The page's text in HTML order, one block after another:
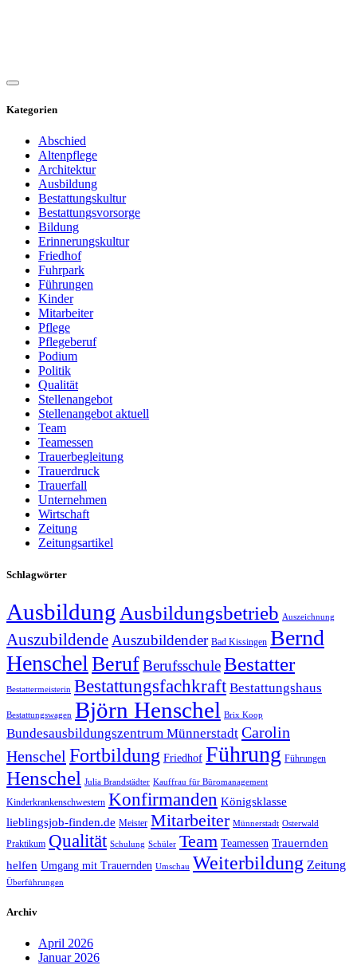
Kategorien
Abschied
Altenpflege
Architektur
Ausbildung
Bestattungskultur
Bestattungsvorsorge
Bildung
Erinnerungskultur
Friedhof
Fuhrpark
Führungen
Kinder
Mitarbeiter
Pflege
Pflegeberuf
Podium
Politik
Qualität
Stellenangebot
Stellenangebot aktuell
Team
Teamessen
Trauerbegleitung
Trauerdruck
Trauerfall
Unternehmen
Wirtschaft
Zeitung
Zeitungsartikel
Schlagwörter
Ausbildung Ausbildungsbetrieb Auszeichnung
Auszubildende Auszubildender Bad Kissingen Bernd
Henschel BerufBerufsschuleBestatter
Bestattermeisterin Bestattungsfachkraft Bestattungshaus
Bestattungswagen Björn Henschel Brix Koop
Bundesausbildungszentrum Münnerstadt Carolin
Henschel Fortbildung Friedhof Führung Führungen
Henschel Julia Brandstädter Kauffrau für Büromanagement
Kinderkrankenschwestern Konfirmanden Königsklasse
lieblingsjob-finden.de Meister Mitarbeiter Münnerstadt Osterwald
Praktikum Qualität Schulung Schüler Team Teamessen Trauernden
helfen Umgang mit Trauernden Umschau Weiterbildung Zeitung
Überführungen
Archiv
April 2026
Januar 2026